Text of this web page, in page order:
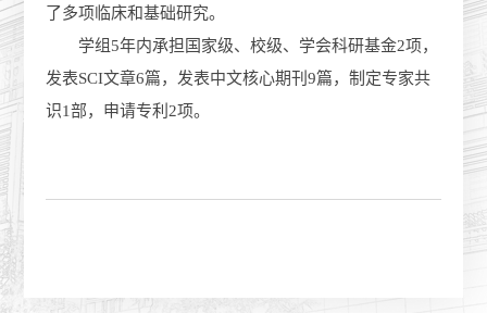
了多项临床和基础研究。
学组5年内承担国家级、校级、学会科研基金2项，
发表SCI文章6篇，发表中文核心期刊9篇，制定专家共
识1部，申请专利2项。